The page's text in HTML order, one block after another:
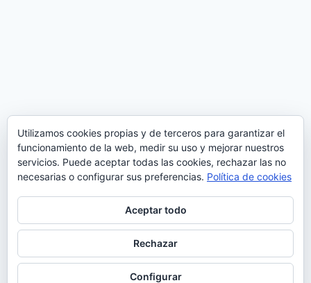
© 2026 Futbolandia - Tema para WordPress por
Kadence WP
Utilizamos cookies propias y de terceros para garantizar el
funcionamiento de la web, medir su uso y mejorar nuestros
servicios. Puede aceptar todas las cookies, rechazar las no
necesarias o configurar sus preferencias. Política de cookies
Aceptar todo
Rechazar
Configurar